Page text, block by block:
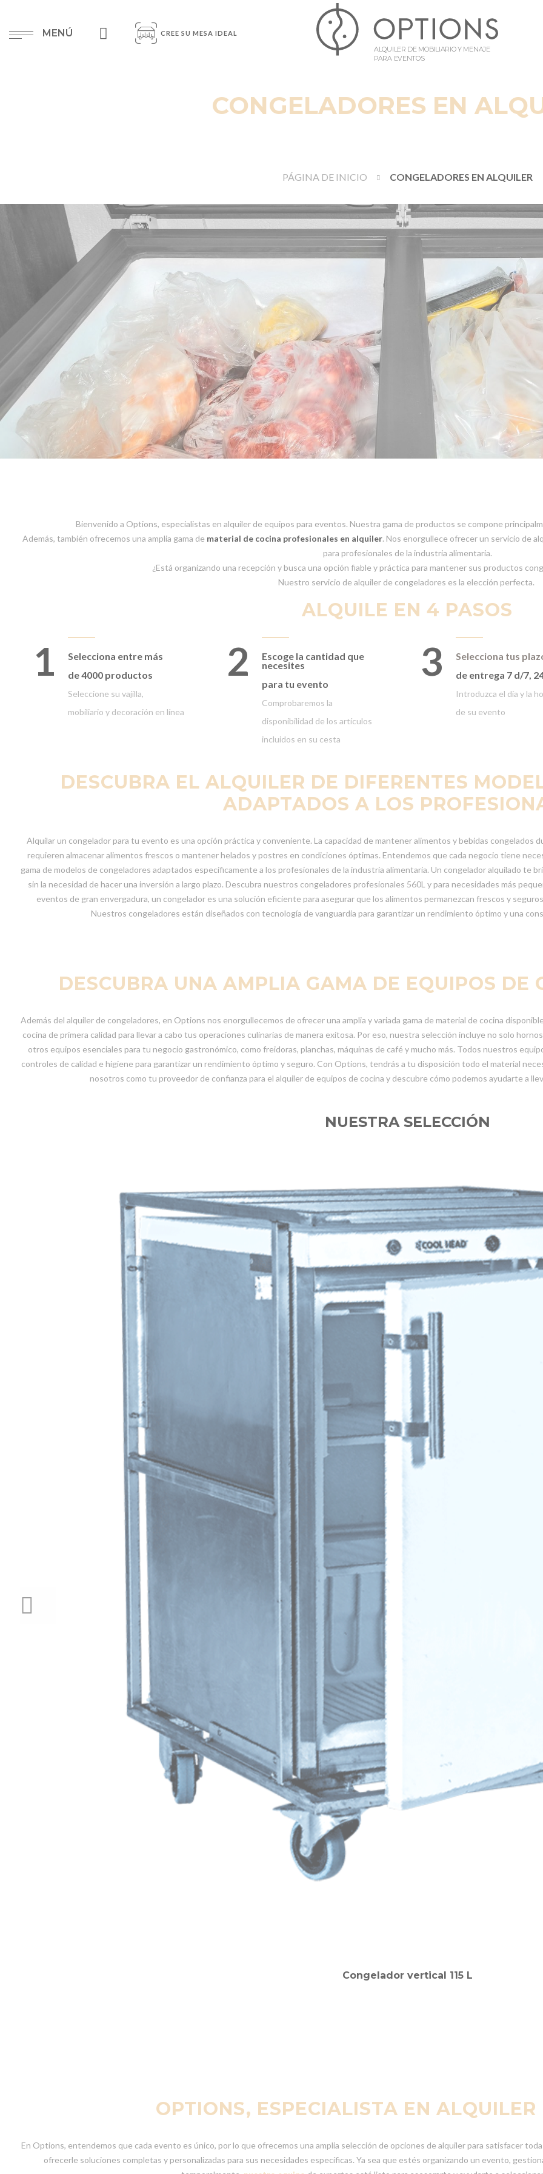
MENÚ CREE SU MESA IDEAL
ALQUILER DE MOBILIARIO Y MENAJE
PARA EVENTOS
CONGELADORES EN
PÁGINA DE INICIO CONGELADORES EN ALQUILER
Bienvenido a Options, especialistas en alquiler de equipos para eventos. Nuestra gama de productos se compone
Además, también ofrecemos una amplia gama de material de cocina profesionales en alquiler. Nos enorgullece ofrecer un servicio de
para profesionales de la industria alimentaria.
¿Está organizando una recepción y busca una opción fiable y práctica para mantener sus productos
Nuestro servicio de alquiler de congeladores es la elección perfecta.
ALQUILE EN 4 PASOS
1 Selecciona entre más
de 4000 productos
Seleccione su vajilla,
mobiliario y decoración en línea
2 Escoge la cantidad que
necesites
para tu evento
Comprobaremos la
disponibilidad de los artículos
incluidos en su cesta
3
Selecciona tus
de entrega 7 d/7,
Introduzca el día y la
de su evento
DESCUBRA EL ALQUILER DE DIFERENTES
ADAPTADOS A LOS
Alquilar un congelador para tu evento es una opción práctica y conveniente. La capacidad de mantener alimentos y bebidas
requieren almacenar alimentos frescos o mantener helados y postres en condiciones óptimas. Entendemos que cada negocio tiene
gama de modelos de congeladores adaptados específicamente a los profesionales de la industria alimentaria. Un congelador alquilado te
sin la necesidad de hacer una inversión a largo plazo. Descubra nuestros congeladores profesionales 560L y para necesidades más
eventos de gran envergadura, un congelador es una solución eficiente para asegurar que los alimentos permanezcan frescos y
Nuestros congeladores están diseñados con tecnología de vanguardia para garantizar un rendimiento óptimo y una
DESCUBRA UNA AMPLIA GAMA DE EQUIPOS DE
Además del alquiler de congeladores, en Options nos enorgullecemos de ofrecer una amplia y variada gama de material de cocina
cocina de primera calidad para llevar a cabo tus operaciones culinarias de manera exitosa. Por eso, nuestra selección incluye no solo
otros equipos esenciales para tu negocio gastronómico, como freidoras, planchas, máquinas de café y mucho más. Todos nuestros
controles de calidad e higiene para garantizar un rendimiento óptimo y seguro. Con Options, tendrás a tu disposición todo el material
nosotros como tu proveedor de confianza para el alquiler de equipos de cocina y descubre cómo podemos ayudarte a
NUESTRA SELECCIÓN
Congelador vertical 115 L
OPTIONS, ESPECIALISTA EN
En Options, entendemos que cada evento es único, por lo que ofrecemos una amplia selección de opciones de alquiler para satisfacer
ofrecerle soluciones completas y personalizadas para sus necesidades específicas. Ya sea que estés organizando un evento,